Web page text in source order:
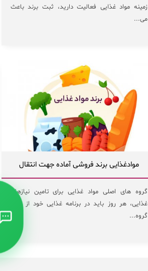
زمینه مواد غذایی فعالیت دارید، ثبت برند باعث
می...
موادغذایی برند فروشی آماده جهت انتقال
گروه های اصلی مواد غذایی برای تامین نیازهای
غذایی، هر روز باید در برنامه غذایی خود از چهار
گروه...